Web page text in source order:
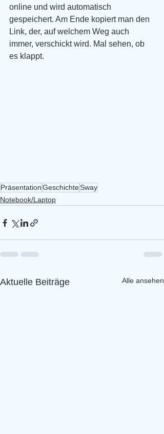
online und wird automatisch
gespeichert. Am Ende kopiert man den
Link, der, auf welchem Weg auch
immer, verschickt wird. Mal sehen, ob
es klappt.
PräsentationGeschichteSway
Notebook/Laptop
Aktuelle Beiträge Alle ansehen